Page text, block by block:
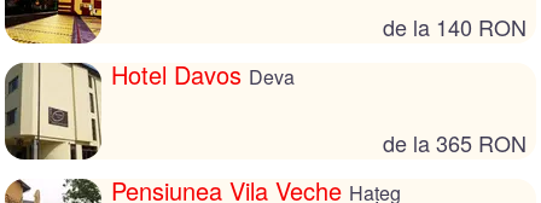
de la 140 RON
Hotel Davos Deva
de la 365 RON
Pensiunea Vila Veche Hațeg